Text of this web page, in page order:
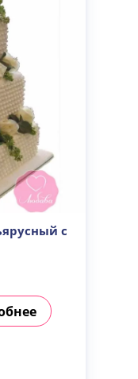
с